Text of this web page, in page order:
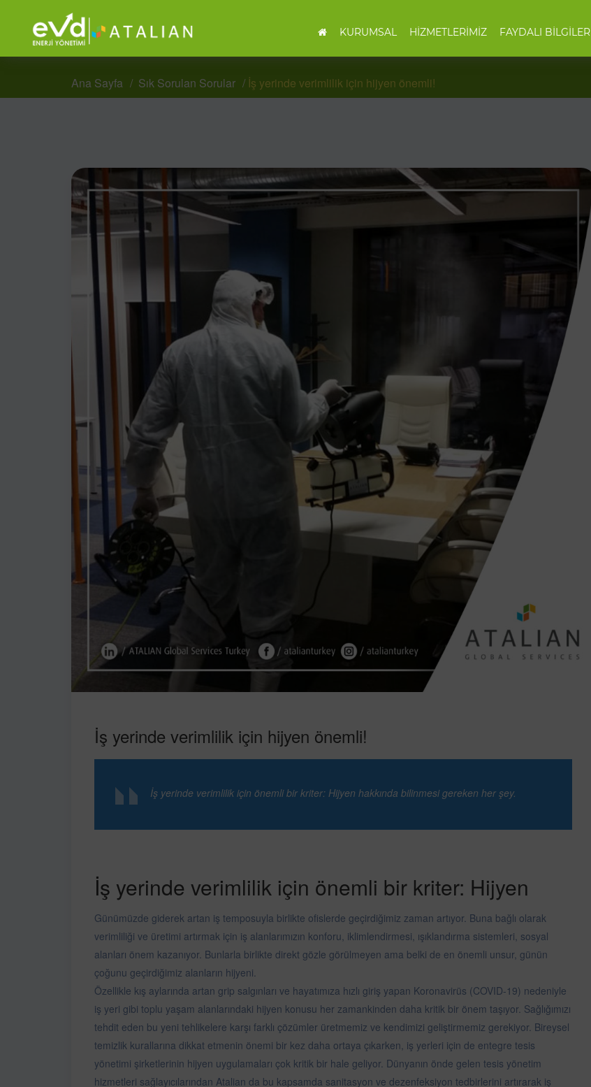
KURUMSAL HİZMETLERİMİZ FAYDALI BİLGİLER
Ana Sayfa Sık Sorulan Sorular İş yerinde verimlilik için hijyen önemli!
İş yerinde verimlilik için hijyen önemli!
İş yerinde verimlilik için önemli bir kriter: Hijyen hakkında bilinmesi gereken her şey.
İş yerinde verimlilik için önemli bir kriter: Hijyen
Günümüzde giderek artan iş temposuyla birlikte ofislerde geçirdiğimiz zaman artıyor. Buna bağlı olarak
verimliliği ve üretimi artırmak için iş alanlarımızın konforu, iklimlendirmesi, ışıklandırma sistemleri, sosyal
alanları önem kazanıyor. Bunlarla birlikte direkt gözle görülmeyen ama belki de en önemli unsur, günün
çoğunu geçirdiğimiz alanların hijyeni.
Özellikle kış aylarında artan grip salgınları ve hayatımıza hızlı giriş yapan Koronavirüs (COVID-19) nedeniyle
iş yeri gibi toplu yaşam alanlarındaki hijyen konusu her zamankinden daha kritik bir önem taşıyor. Sağlığımızı
tehdit eden bu yeni tehlikelere karşı farklı çözümler üretmemiz ve kendimizi geliştirmemiz gerekiyor. Bireysel
temizlik kurallarına dikkat etmenin önemi bir kez daha ortaya çıkarken, iş yerleri için de entegre tesis
yönetimi şirketlerinin hijyen uygulamaları çok kritik bir hale geliyor. Dünyanın önde gelen tesis yönetim
hizmetleri sağlayıcılarından Atalian da bu kapsamda sanitasyon ve dezenfeksiyon tedbirlerini artırarak iş